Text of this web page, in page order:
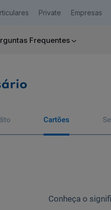
Private Empresas
Frequentes
Cartões
Conheça o